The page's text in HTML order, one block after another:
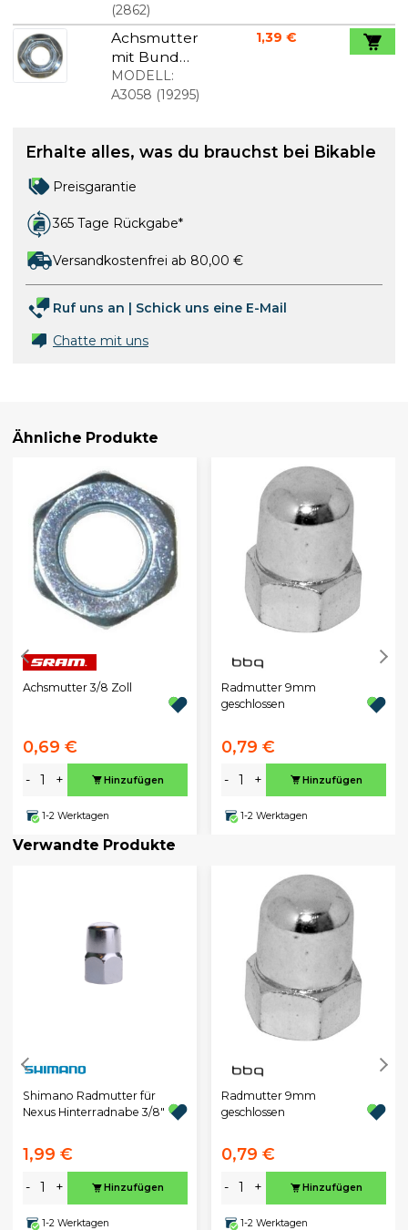
(2862)
Achsmutter
mit Bund
M10x1
MODELL:
A3058 (19295)
1,39 €
Erhalte alles, was du brauchst bei Bikable
Preisgarantie
365 Tage Rückgabe*
Versandkostenfrei ab 80,00 €
Ruf uns an | Schick uns eine E-Mail
Chatte mit uns
Ähnliche Produkte
Achsmutter 3/8 Zoll
0,69 €
- + Hinzufügen
1-2 Werktagen
Radmutter 9mm
geschlossen
0,79 €
- + Hinzufügen
1-2 Werktagen
Verwandte Produkte
Shimano Radmutter für
Nexus Hinterradnabe 3/8"
1,99 €
- + Hinzufügen
1-2 Werktagen
Radmutter 9mm
geschlossen
0,79 €
- + Hinzufügen
1-2 Werktagen